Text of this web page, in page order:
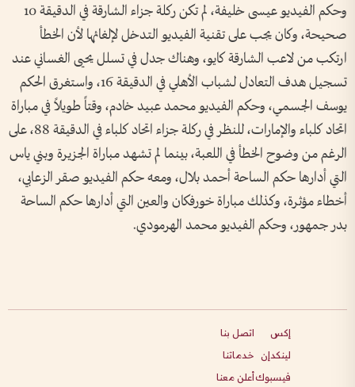
وحكم الفيديو عيسى خليفة، لم تكن ركلة جزاء الشارقة في الدقيقة 10
صحيحة، وكان يجب على تقنية الفيديو التدخل لإلغائها لأن الخطأ
ارتكب من لاعب الشارقة كايو، وهناك جدل في تسلل يحيى الغساني عند
تسجيل هدف التعادل لشباب الأهلي في الدقيقة 16، واستغرق الحكم
يوسف الجسمي، وحكم الفيديو محمد عبيد خادم، وقتاً طويلاً في مباراة
اتحاد كلباء والإمارات، للنظر في ركلة جزاء اتحاد كلباء في الدقيقة 88، على
الرغم من وضوح الخطأ في اللعبة، بينما لم تشهد مباراة الجزيرة وبني ياس
التي أدارها حكم الساحة أحمد بلال، ومعه حكم الفيديو صقر الزعابي،
أخطاء مؤثرة، وكذلك مباراة خورفكان والعين التي أدارها حكم الساحة
بدر جمهور، وحكم الفيديو محمد الهرمودي.
إكس
لينكدإن
فيسبوك
اتصل بنا
خدماتنا
أعلن معنا